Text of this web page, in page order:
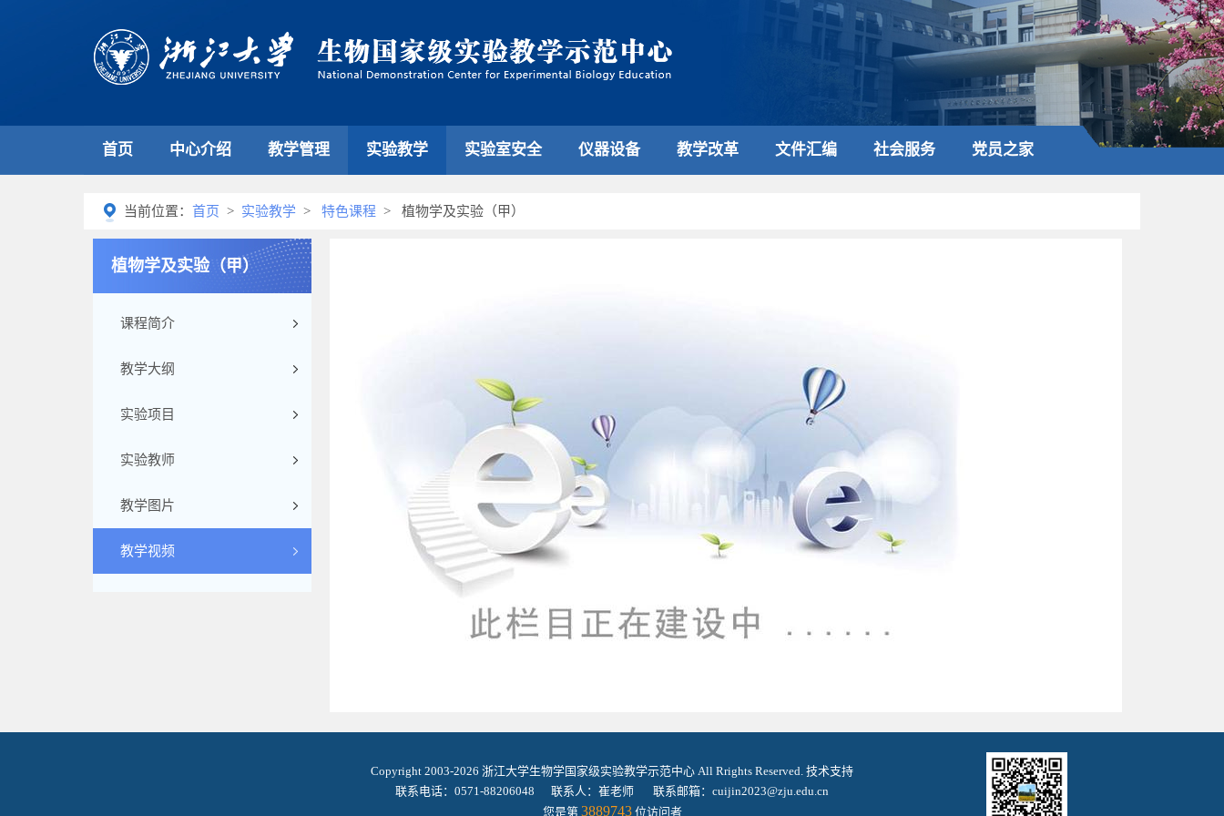
首页 中心介绍 教学管理 实验教学 实验室安全 仪器设备 教学改革 文件汇编 社会服务 党员之家
当前位置： 首页 > 实验教学 > 特色课程 > 植物学及实验（甲）
植物学及实验（甲）
课程简介
教学大纲
实验项目
实验教师
教学图片
教学视频
Copyright 2003-2026 浙江大学生物学国家级实验教学示范中心 All Rrights Reserved. 技术支持
联系电话：0571-88206048 联系人：崔老师 联系邮箱：cuijin2023@zju.edu.cn
您是第 3889743位访问者